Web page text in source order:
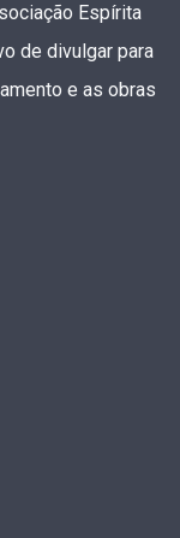
Espírita
de divulgar para
e as obras